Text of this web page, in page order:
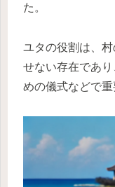
た。
ユタの役割は、
せない存在であ
めの儀式などで重